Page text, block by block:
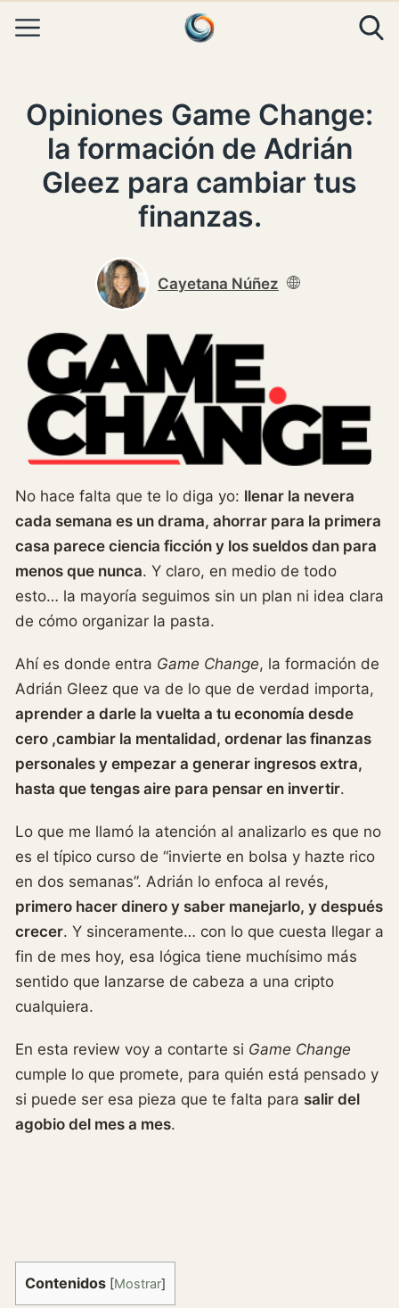
Opiniones Game Change:
la formación de Adrián
Gleez para cambiar tus
finanzas.
Cayetana Núñez
No hace falta que te lo diga yo: llenar la nevera
cada semana es un drama, ahorrar para la primera
casa parece ciencia ficción y los sueldos dan para
menos que nunca. Y claro, en medio de todo
esto… la mayoría seguimos sin un plan ni idea clara
de cómo organizar la pasta.
Ahí es donde entra Game Change, la formación de
Adrián Gleez que va de lo que de verdad importa,
aprender a darle la vuelta a tu economía desde
cero ,cambiar la mentalidad, ordenar las finanzas
personales y empezar a generar ingresos extra,
hasta que tengas aire para pensar en invertir.
Lo que me llamó la atención al analizarlo es que no
es el típico curso de “invierte en bolsa y hazte rico
en dos semanas”. Adrián lo enfoca al revés,
primero hacer dinero y saber manejarlo, y después
crecer. Y sinceramente… con lo que cuesta llegar a
fin de mes hoy, esa lógica tiene muchísimo más
sentido que lanzarse de cabeza a una cripto
cualquiera.
En esta review voy a contarte si Game Change
cumple lo que promete, para quién está pensado y
si puede ser esa pieza que te falta para salir del
agobio del mes a mes.
Contenidos [Mostrar]